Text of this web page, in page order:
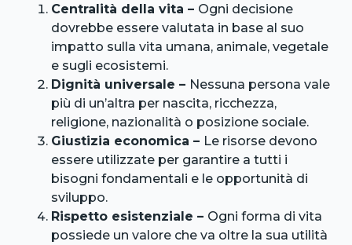
Centralità della vita – Ogni decisione
dovrebbe essere valutata in base al suo
impatto sulla vita umana, animale, vegetale
e sugli ecosistemi.
Dignità universale – Nessuna persona vale
più di un’altra per nascita, ricchezza,
religione, nazionalità o posizione sociale.
Giustizia economica – Le risorse devono
essere utilizzate per garantire a tutti i
bisogni fondamentali e le opportunità di
sviluppo.
Rispetto esistenziale – Ogni forma di vita
possiede un valore che va oltre la sua utilità